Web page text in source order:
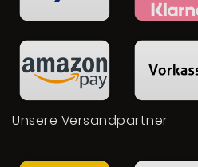
Unsere Versandpartner